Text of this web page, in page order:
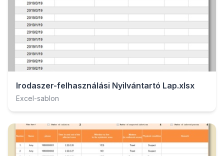
Irodaszer-felhasználási Nyilvántartó Lap.xlsx
Excel-sablon